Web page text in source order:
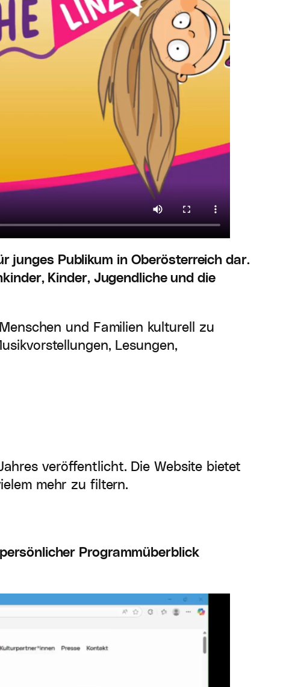
junges Publikum in Oberösterreich dar.
Kinder, Jugendliche und die
und Familien kulturell zu
Lesungen,
veröffentlicht. Die Website bietet
mehr zu filtern.
Programmüberblick